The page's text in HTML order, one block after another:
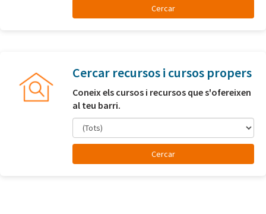
Cercar recursos i cursos propers
Coneix els cursos i recursos que s'ofereixen
al teu barri.